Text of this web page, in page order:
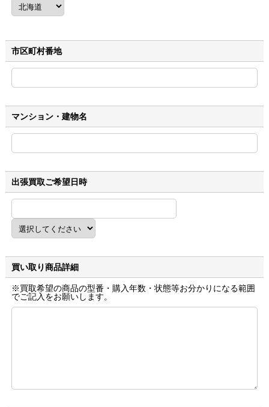
市区町村番地
マンション・建物名
出張買取ご希望日時
買い取り商品詳細
※買取希望の商品の型番・購入年数・状態等お分かりになる範囲
でご記入をお願いします。